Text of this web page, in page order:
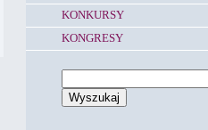
KONKURSY
KONGRESY